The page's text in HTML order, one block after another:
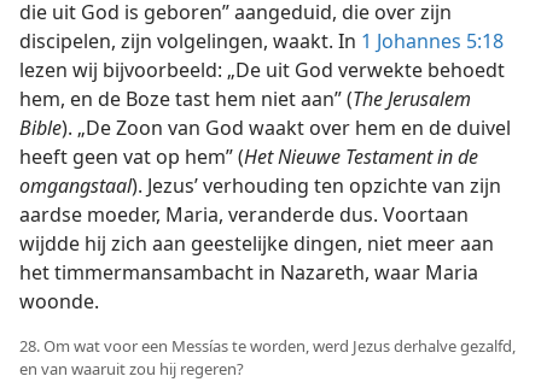
die uit God is geboren” aangeduid, die over zijn
discipelen, zijn volgelingen, waakt. In 1 Johannes 5:18
lezen wij bijvoorbeeld: „De uit God verwekte behoedt
hem, en de Boze tast hem niet aan” (The Jerusalem
Bible). „De Zoon van God waakt over hem en de duivel
heeft geen vat op hem” (Het Nieuwe Testament in de
omgangstaal). Jezus’ verhouding ten opzichte van zijn
aardse moeder, Maria, veranderde dus. Voortaan
wijdde hij zich aan geestelijke dingen, niet meer aan
het timmermansambacht in Nazareth, waar Maria
woonde.
28. Om wat voor een Messías te worden, werd Jezus derhalve gezalfd,
en van waaruit zou hij regeren?